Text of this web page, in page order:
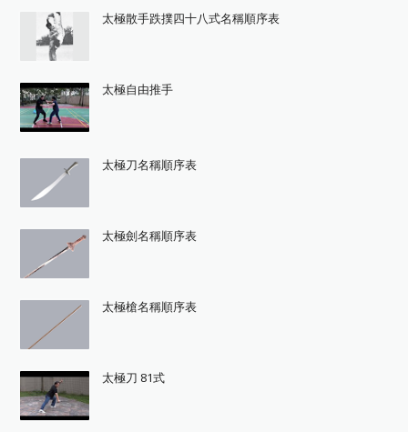
太極散手跌撲四十八式名稱順序表
太極自由推手
太極刀名稱順序表
太極劍名稱順序表
太極槍名稱順序表
太極刀 81式